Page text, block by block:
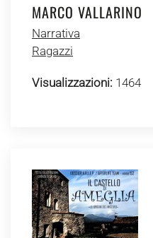
MARCO VALLARINO
Narrativa
Ragazzi
Visualizzazioni: 1464